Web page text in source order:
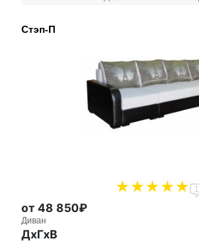
Стэп-П
1
от 48 850₽
Диван
ДxГxВ